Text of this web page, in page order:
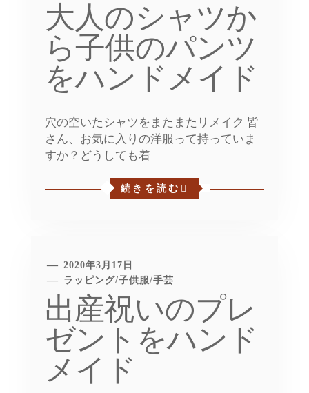
大人のシャツか
ら子供のパンツ
をハンドメイド
穴の空いたシャツをまたまたリメイク 皆
さん、お気に入りの洋服って持っていま
すか？どうしても着
続きを読む
2020年3月17日
ラッピング/子供服/手芸
出産祝いのプレ
ゼントをハンド
メイド